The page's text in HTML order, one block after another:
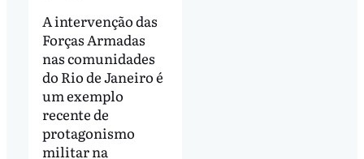
A intervenção das
Forças Armadas
nas comunidades
do Rio de Janeiro é
um exemplo
recente de
protagonismo
militar na